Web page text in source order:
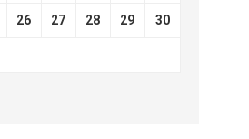
26 27 28 29 30